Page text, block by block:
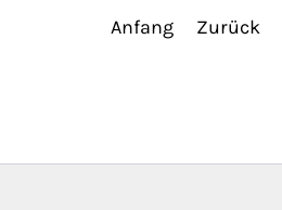
Anfang Zurück